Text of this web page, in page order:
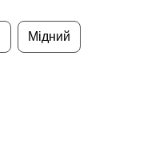
Мідний